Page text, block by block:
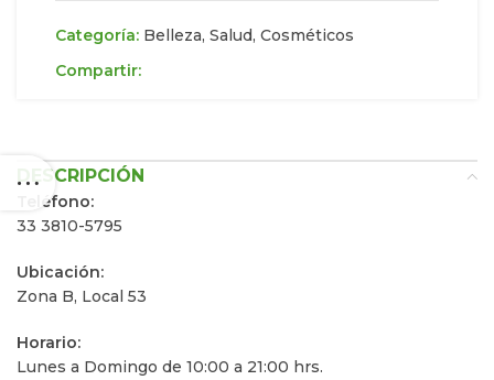
Categoría: Belleza, Salud, Cosméticos
Compartir:
DESCRIPCIÓN
Teléfono:
33 3810-5795
Ubicación:
Zona B, Local 53
Horario:
Lunes a Domingo de 10:00 a 21:00 hrs.